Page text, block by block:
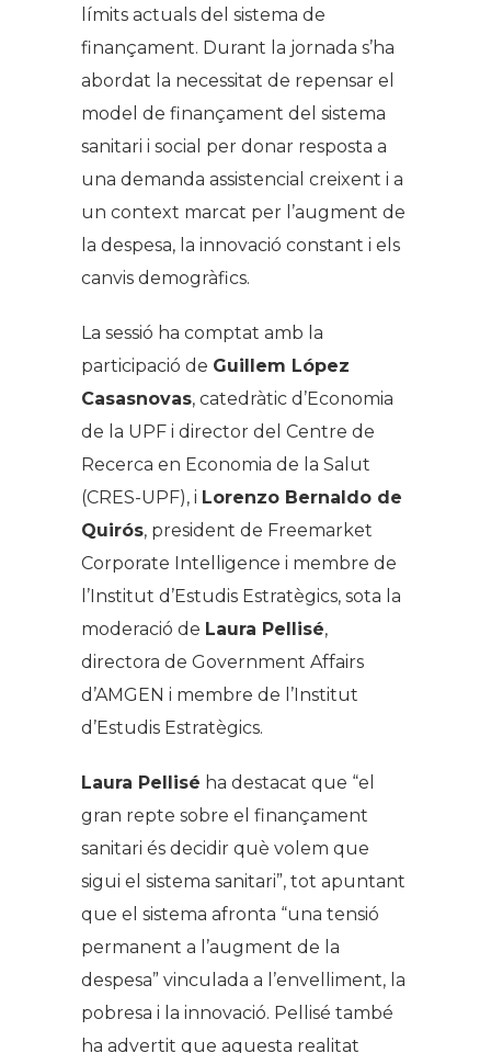
límits actuals del sistema de
finançament. Durant la jornada s’ha
abordat la necessitat de repensar el
model de finançament del sistema
sanitari i social per donar resposta a
una demanda assistencial creixent i a
un context marcat per l’augment de
la despesa, la innovació constant i els
canvis demogràfics.
La sessió ha comptat amb la
participació de Guillem López
Casasnovas, catedràtic d’Economia
de la UPF i director del Centre de
Recerca en Economia de la Salut
(CRES-UPF), i Lorenzo Bernaldo de
Quirós, president de Freemarket
Corporate Intelligence i membre de
l’Institut d’Estudis Estratègics, sota la
moderació de Laura Pellisé,
directora de Government Affairs
d’AMGEN i membre de l’Institut
d’Estudis Estratègics.
Laura Pellisé ha destacat que “el
gran repte sobre el finançament
sanitari és decidir què volem que
sigui el sistema sanitari”, tot apuntant
que el sistema afronta “una tensió
permanent a l’augment de la
despesa” vinculada a l’envelliment, la
pobresa i la innovació. Pellisé també
ha advertit que aquesta realitat